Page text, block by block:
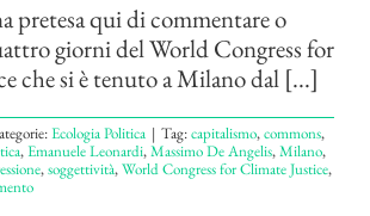
pretesa qui di commentare o
giorni del World Congress for
che si è tenuto a Milano dal [...]
Ecologia Politica | Tag:capitalismo,commons,
,Emanuele Leonardi,Massimo De Angelis,Milano,
,soggettività,World Congress for Climate Justice,